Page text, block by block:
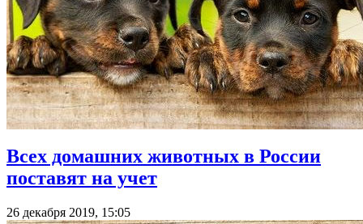
Всех домашних животных в России
поставят на учет
26 декабря 2019, 15:05